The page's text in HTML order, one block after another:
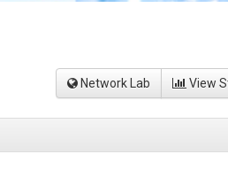
Network Lab View